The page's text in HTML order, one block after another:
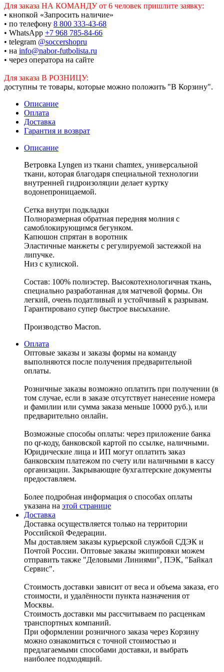
Для заказа НА КОМАНДУ от 6 человек пришлите заявку:
• кнопкой «Запросить наличие»
• по телефону 8 800 333-43-68
• WhatsApp +7 968 785-84-66
• telegram @soccershopru
• на info@nabor-futbolista.ru
• через оператора на сайте
Для заказа В РОЗНИЦУ:
доступны те товары, которые можно положить "В Корзину".
Описание
Оплата
Доставка
Гарантия и возврат
Описание
Ветровка Lyngen из ткани chamtex, универсальной
ткани, которая благодаря специальной технологии
внутренней гидроизоляции делает куртку
водонепроницаемой.
Сетка внутри подкладки
Полноразмерная обратная передняя молния с
самоблокирующимся бегунком.
Капюшон спрятан в воротник
Эластичные манжеты с регулируемой застежкой на
липучке.
Низ с кулиской.
Состав: 100% полиэстер. Высокотехнологичная ткань,
специально разработанная для матчевой формы. Он
легкий, очень податливый и устойчивый к разрывам.
Гарантировано супер быстрое высыхание.
Производство Macron.
Оплата
Оптовые заказы и заказы формы на команду
выполняются после получения предварительной
оплаты.
Розничные заказы возможно оплатить при получении (в
том случае, если в заказе отсутствует нанесение номера
и фамилии или сумма заказа меньше 10000 руб.), или
предварительно онлайн.
Возможные способы оплаты: через приложение банка
по qr-коду, банковской картой по ссылке, наличными.
Юридические лица и ИП могут оплатить заказ
банковским платежом по счету или наличными в кассу
организации. Закрывающие бухгалтерские документы
предоставляем.
Более подробная информация о способах оплаты
указана на этой странице
Доставка
Доставка осуществляется только на территории
Российской Федерации.
Мы доставляем заказы курьерской службой СДЭК и
Почтой России. Оптовые заказы экипировки можем
отправить также "Деловыми Линиями", ПЭК, "Байкал
Сервис".
Стоимость доставки зависит от веса и объема заказа, его
стоимости, и удалённости пункта назначения от
Москвы.
Стоимость доставки мы рассчитываем по расценкам
транспортных компаний.
При оформлении розничного заказа через Корзину
можно ознакомиться с точной стоимостью и
предлагаемыми способами доставки, и выбрать
наиболее подходящий.